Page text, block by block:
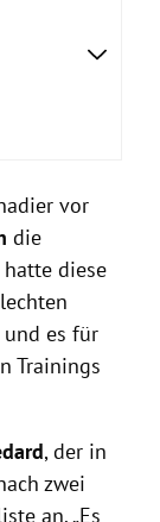
vor
die
hatte diese
es für
Trainings
, der in
zwei
an. „Es